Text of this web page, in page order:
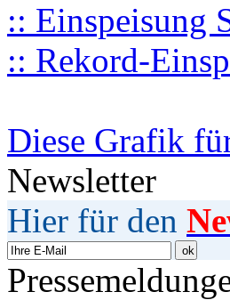
:: Einspeisung
:: Rekord-
Diese Grafik
Newsletter
Hier für den